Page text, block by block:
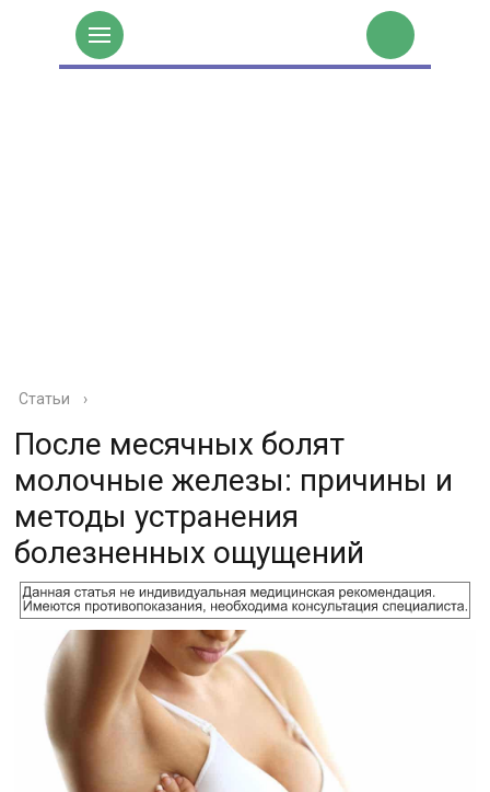
Статьи ›
После месячных болят
молочные железы: причины и
методы устранения
болезненных ощущений